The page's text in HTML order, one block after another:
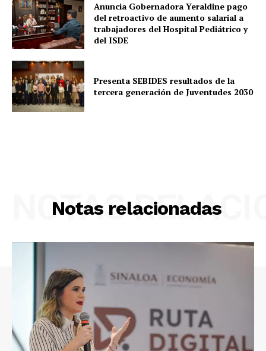
Anuncia Gobernadora Yeraldine pago
del retroactivo de aumento salarial a
trabajadores del Hospital Pediátrico y
del ISDE
Presenta SEBIDES resultados de la
tercera generación de Juventudes 2030
Notas relacionadas
NOTAS